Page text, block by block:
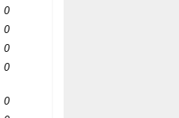
0
0
0
0
0